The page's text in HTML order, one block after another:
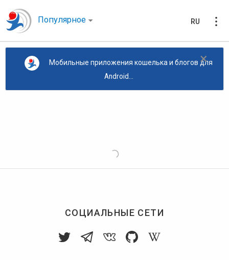
Популярное RU
×
Мобильные приложения кошелька и блогов для
Android...
СОЦИАЛЬНЫЕ СЕТИ